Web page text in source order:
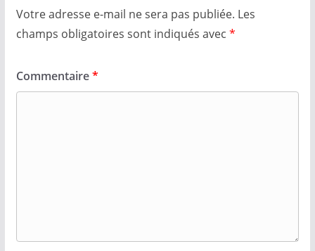
Votre adresse e-mail ne sera pas publiée. Les
champs obligatoires sont indiqués avec *
Commentaire*